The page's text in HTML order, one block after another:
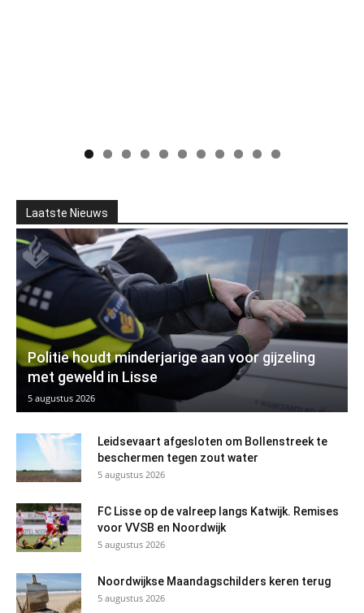
Laatste Nieuws
Politie houdt minderjarige aan voor gijzeling
met geweld in Lisse
5 augustus 2026
Leidsevaart afgesloten om Bollenstreek te
beschermen tegen zout water
5 augustus 2026
FC Lisse op de valreep langs Katwijk. Remises
voor VVSB en Noordwijk
5 augustus 2026
Noordwijkse Maandagschilders keren terug
5 augustus 2026